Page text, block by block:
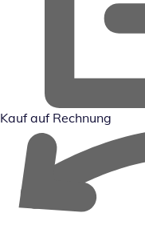
Kauf auf Rechnung